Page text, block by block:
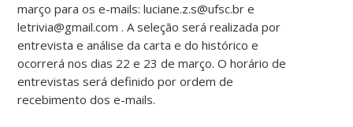
março para os e-mails: luciane.z.s@ufsc.br e
letrivia@gmail.com . A seleção será realizada por
entrevista e análise da carta e do histórico e
ocorrerá nos dias 22 e 23 de março. O horário de
entrevistas será definido por ordem de
recebimento dos e-mails.